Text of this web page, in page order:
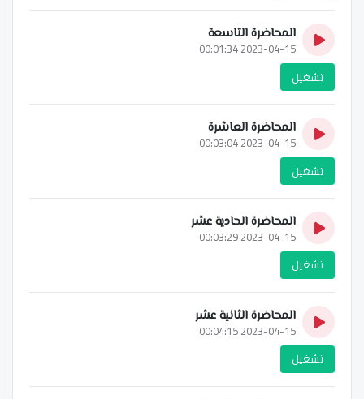
المحاضرة التاسعة
2023-04-15 00:01:34
تشغيل
المحاضرة العاشرة
2023-04-15 00:03:04
تشغيل
المحاضرة الحادية عشر
2023-04-15 00:03:29
تشغيل
المحاضرة الثانية عشر
2023-04-15 00:04:15
تشغيل